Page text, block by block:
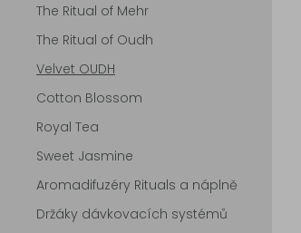
The Ritual of Mehr
The Ritual of Oudh
Velvet OUDH
Cotton Blossom
Royal Tea
Sweet Jasmine
Aromadifuzéry Rituals a náplně
Držáky dávkovacích systémů